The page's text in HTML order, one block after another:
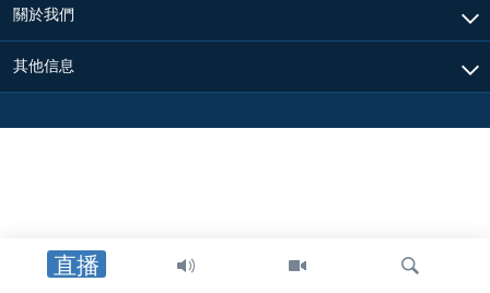
直播
關於我們
其他信息